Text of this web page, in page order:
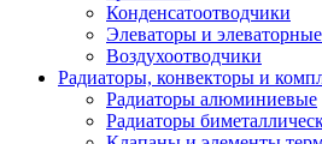
Конденсатоотводчики
Элеваторы и
Воздухоотводчики
Радиаторы, конвекторы и
Радиаторы алюминиевые
Радиаторы